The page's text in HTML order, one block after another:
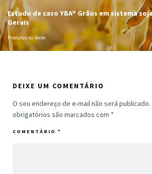
Estudo de caso YBA® Grãos em sistema
Gerais
Produtos da Verde
DEIXE UM COMENTÁRIO
O seu endereço de e-mail não será publicado.
obrigatórios são marcados com *
COMENTÁRIO *